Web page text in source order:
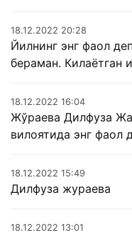
18.12.2022 20:28
Йилнинг энг фаол
бераман. Килаётган
18.12.2022 16:04
Жўраева Дилфуза
вилоятида энг фаол
18.12.2022 15:49
Дилфуза жураева
18.12.2022 13:01